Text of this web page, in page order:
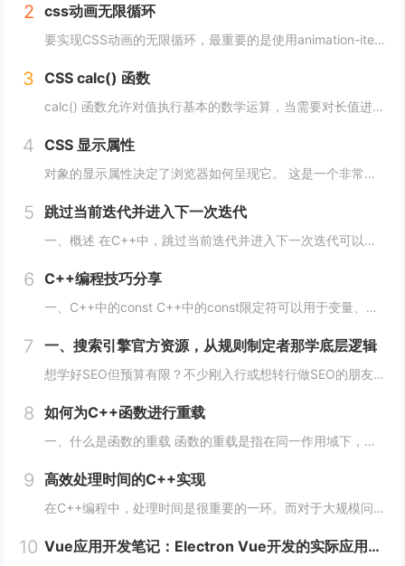
2 css动画无限循环
要实现CSS动画的无限循环，最重要的是使用animation-iteration-count属性，将其设置为infinite，继续动画就会循环播放。 栗子 CSS动画效果无限循环放大缩小 HTML： <image class="a...
3 CSS calc() 函数
calc() 函数允许对值执行基本的数学运算，当需要对长值进行百分比加法或减法时特别有用。 div { max-width: calc(80% - 100px) }它的工作原理是这样的： div { max-width: calc(...
4 CSS 显示属性
对象的显示属性决定了浏览器如何呈现它。 这是一个非常重要的属性，并且可能具有您可以使用的最多值。 这些值包括： blockinlinenonecontentsflowflow-roottable（以及所有那些table-*）fle...
5 跳过当前迭代并进入下一次迭代
一、概述 在C++中，跳过当前迭代并进入下一次迭代可以使用continue语句来实现。当循环遇到continue语句时，将会立即转到下一次循环的开始处，而不执行当前循环中剩余的代码。 通常情况下，continue语句用于在循环中处理特定的情...
6 C++编程技巧分享
一、C++中的const C++中的const限定符可以用于变量、函数参数、函数返回类型等多种情况。使用const限定符可以使代码更加安全、简洁、易于维护。 1、 const变量 const变量在定义后就不能被修改，这使得代码更加安全...
7 一、搜索引擎官方资源，从规则制定者那学底层逻辑
想学好SEO但预算有限？不少刚入行或想转行做SEO的朋友，都在找免费又靠谱的学习渠道，毕竟SEO知识更新快，花钱买课怕踩坑，不如先从免费资源入手，把基础打牢、摸清行业逻辑再进阶，今天就拆透几个「免费学SEO不踩雷」的平台，不管你是纯新手、有...
8 如何为C++函数进行重载
一、什么是函数的重载 函数的重载是指在同一作用域下，可以定义多个同名函数，但是这些同名函数的参数列表必须不同。参数的不同可以是数量上的不同、类型上的不同、顺序上的不同等，只要这些函数的参数列表不完全一致即可。 二、如何实现函数的重载 1...
9 高效处理时间的C++实现
在C++编程中，处理时间是很重要的一环。而对于大规模问题，如数据处理、机器学习、计算机视觉等领域，时间的效率更是至关重要。本文将从多个方面阐述如何在C++编程中高效处理时间。 一、使用STL算法 STL（标准模板库）是C++的一个重要部分...
10 Vue应用开发笔记：Electron Vue开发的实际应用案例